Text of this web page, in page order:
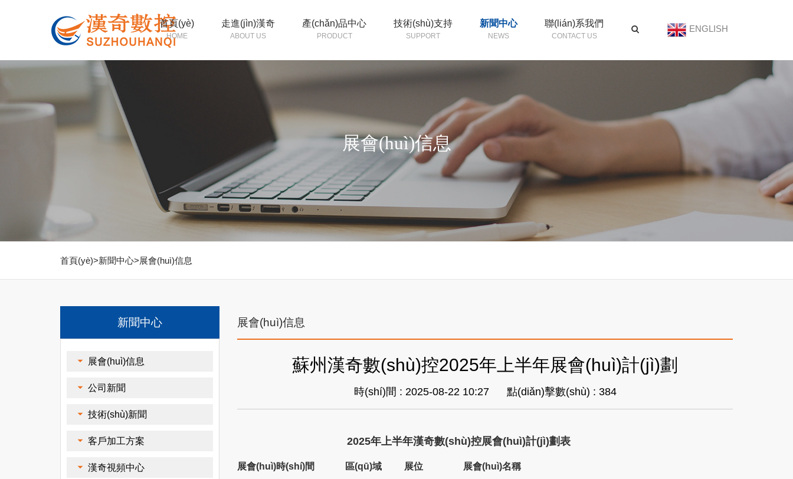
首頁(yè)
HOME
走進(jìn)漢奇
ABOUT US
產(chǎn)品中心
PRODUCT
技術(shù)支持
SUPPORT
新聞中心
NEWS
聯(lián)系我們
CONTACT US
ENGLISH
展會(huì)信息
首頁(yè)>新聞中心>展會(huì)信息
新聞中心
展會(huì)信息
公司新聞
技術(shù)新聞
客戶加工方案
漢奇視頻中心
展會(huì)信息
蘇州漢奇數(shù)控2025年上半年展會(huì)計(jì)劃
時(shí)間 : 2025-08-22 10:27 點(diǎn)擊數(shù) : 384
2025年上半年漢奇數(shù)控展會(huì)計(jì)劃表
展會(huì)時(shí)間 區(qū)域 展位 展會(huì)名稱